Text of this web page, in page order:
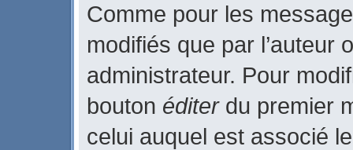
Comme pour les
modifiés que par l’auteur
administrateur. Pour
bouton éditerdu premier
celui auquel est associé